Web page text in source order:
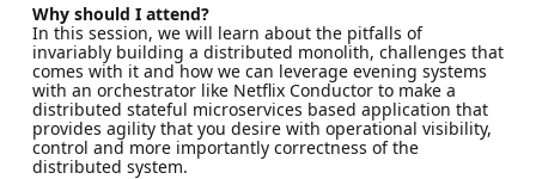
Why should I attend?
In this session, we will learn about the pitfalls of
invariably building a distributed monolith, challenges that
comes with it and how we can leverage evening systems
with an orchestrator like Netflix Conductor to make a
distributed stateful microservices based application that
provides agility that you desire with operational visibility,
control and more importantly correctness of the
distributed system.